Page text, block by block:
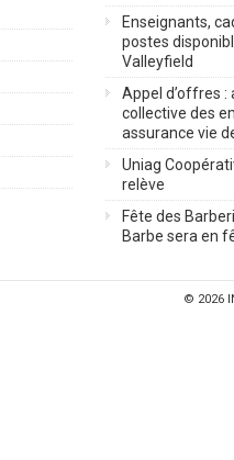
Enseignants,
postes
Valleyfield
Appel d’offres :
collective des
assurance vie
Uniag
relève
Fête des
Barbe sera en
© 2026